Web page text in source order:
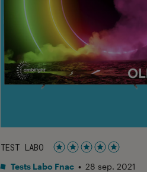
TEST LABO
Noté 5 étoiles sur 5
Tests Labo Fnac • 28 sep. 2021